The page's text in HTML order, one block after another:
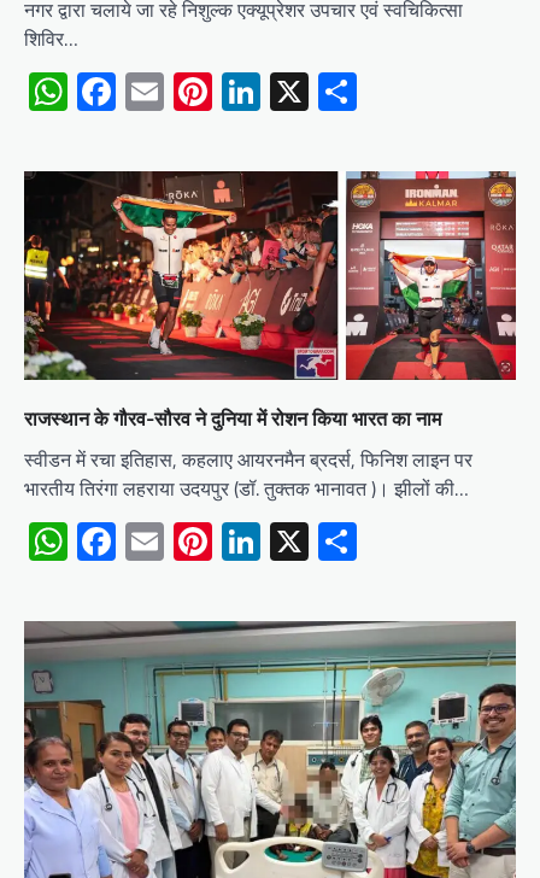
नगर द्वारा चलाये जा रहे निशुल्क एक्यूप्रेशर उपचार एवं स्वचिकित्सा
शिविर…
WhatsApp
Facebook
EmailPinterest
LinkedIn
X
राजस्थान के गौरव-सौरव ने दुनिया में रोशन किया भारत का नाम
स्वीडन में रचा इतिहास, कहलाए आयरनमैन ब्रदर्स, फिनिश लाइन पर
भारतीय तिरंगा लहराया उदयपुर (डॉ. तुक्तक भानावत )। झीलों की…
WhatsApp
Facebook
EmailPinterest
LinkedIn
X